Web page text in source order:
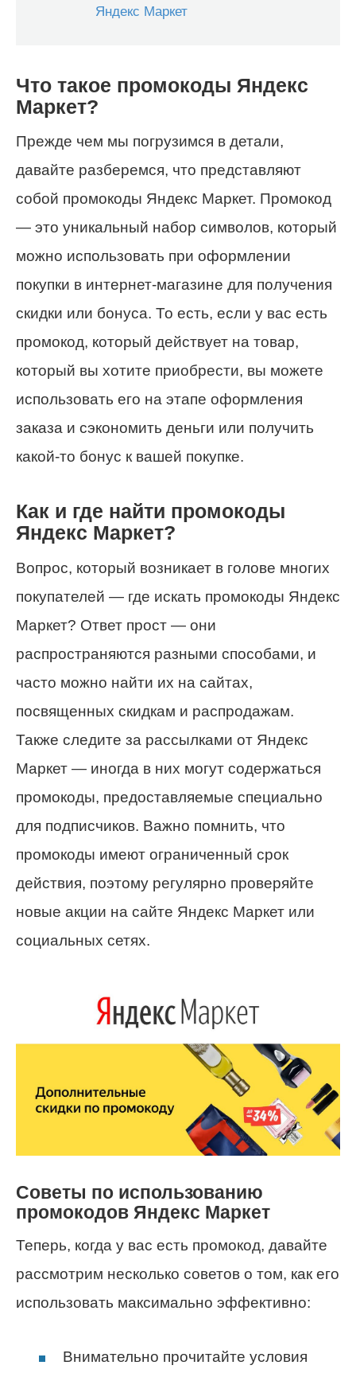
Яндекс Маркет
Что такое промокоды Яндекс
Маркет?
Прежде чем мы погрузимся в детали,
давайте разберемся, что представляют
собой промокоды Яндекс Маркет. Промокод
— это уникальный набор символов, который
можно использовать при оформлении
покупки в интернет-магазине для получения
скидки или бонуса. То есть, если у вас есть
промокод, который действует на товар,
который вы хотите приобрести, вы можете
использовать его на этапе оформления
заказа и сэкономить деньги или получить
какой-то бонус к вашей покупке.
Как и где найти промокоды
Яндекс Маркет?
Вопрос, который возникает в голове многих
покупателей — где искать промокоды Яндекс
Маркет? Ответ прост — они
распространяются разными способами, и
часто можно найти их на сайтах,
посвященных скидкам и распродажам.
Также следите за рассылками от Яндекс
Маркет — иногда в них могут содержаться
промокоды, предоставляемые специально
для подписчиков. Важно помнить, что
промокоды имеют ограниченный срок
действия, поэтому регулярно проверяйте
новые акции на сайте Яндекс Маркет или
социальных сетях.
Советы по использованию
промокодов Яндекс Маркет
Теперь, когда у вас есть промокод, давайте
рассмотрим несколько советов о том, как его
использовать максимально эффективно:
Внимательно прочитайте условия